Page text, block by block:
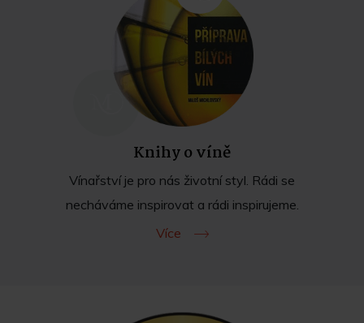
Knihy o víně
Vínařství je pro nás životní styl. Rádi se
necháváme inspirovat a rádi inspirujeme.
Více